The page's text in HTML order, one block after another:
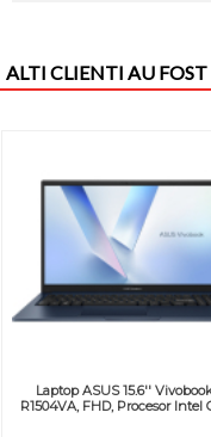
ALTI CLIENTI AU
Laptop ASUS 15.6''
R1504VA, FHD, Procesor Intel